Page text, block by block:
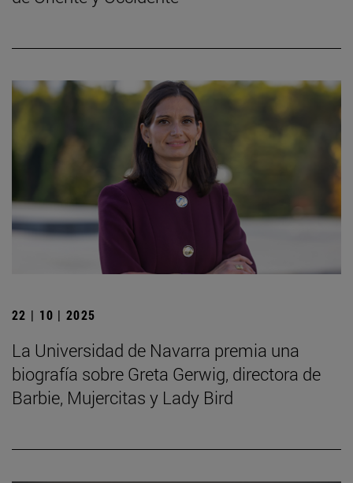
22 | 10 | 2025
La Universidad de Navarra premia una
biografía sobre Greta Gerwig, directora de
Barbie, Mujercitas y Lady Bird